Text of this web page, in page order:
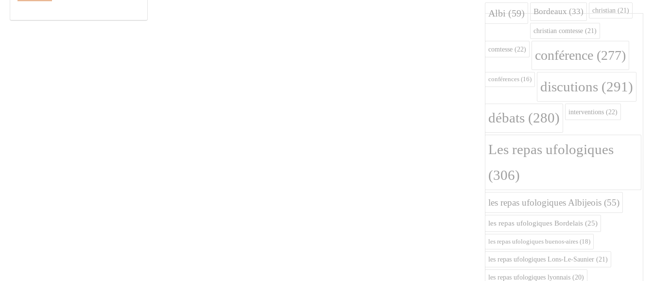
Albi(59) Bordeaux(33) christian (21)
christian comtesse (21)
comtesse (22) conférence (277)
conférences (16) discutions (291)
débats (280) interventions (22)
Les repas ufologiques
(306)
les repas ufologiques Albijeois (55)
les repas ufologiques Bordelais (25)
les repas ufologiques buenos-aires (18)
les repas ufologiques Lons-Le-Saunier (21)
les repas ufologiques lyonnais (20)